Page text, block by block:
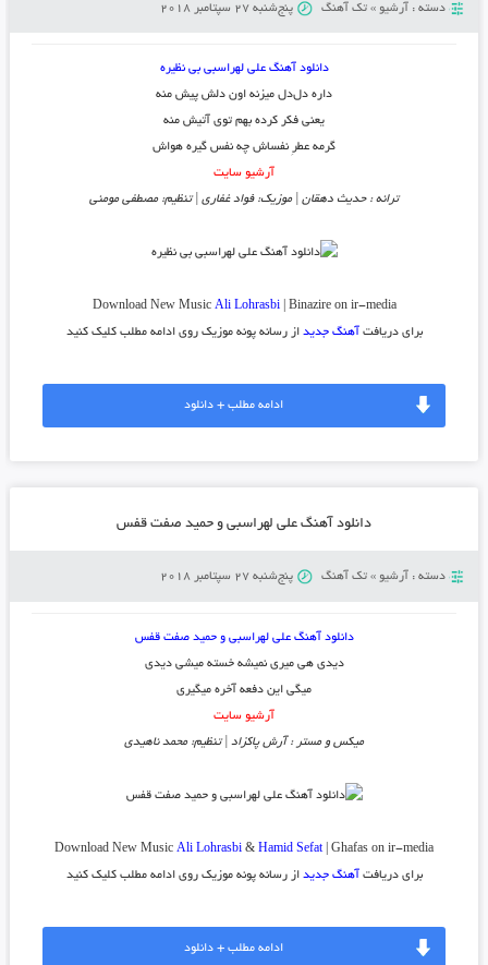
دسته : آرشیو » تک آهنگ پنج‌شنبه 27 سپتامبر 2018
دانلود آهنگ علی لهراسبی بی نظیره
داره دل‌دل میزنه اون دلش پیش منه
یعنی فکر کرده بهم توی آتیش منه
گرمه عطرِ نفساش چه نفس گیره هواش
آرشیو سایت
ترانه : حدیث دهقان | موزیک: فواد غفاری | تنظیم: مصطفی مومنی
Download New Music Ali Lohrasbi| Binazire on ir-media
برای دریافت آهنگ جدید از رسانه پونه موزیک روی ادامه مطلب کلیک کنید
ادامه مطلب + دانلود
دانلود آهنگ علی لهراسبی و حمید صفت قفس
دسته : آرشیو » تک آهنگ پنج‌شنبه 27 سپتامبر 2018
دانلود آهنگ علی لهراسبی و حمید صفت قفس
دیدی هی میری نمیشه خسته میشی دیدی
میگی این دفعه آخره میگیری
آرشیو سایت
میکس و مستر : آرش پاکزاد | تنظیم: محمد ناهیدی
Download New MusicAli Lohrasbi &Hamid Sefat| Ghafas on ir-media
برای دریافت آهنگ جدید از رسانه پونه موزیک روی ادامه مطلب کلیک کنید
ادامه مطلب + دانلود